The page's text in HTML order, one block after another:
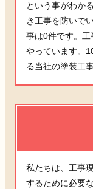
という事がわか
き工事を防いで
事は0件です。
やっています。
る当社の塗装工
私たちは、工事
するために必要